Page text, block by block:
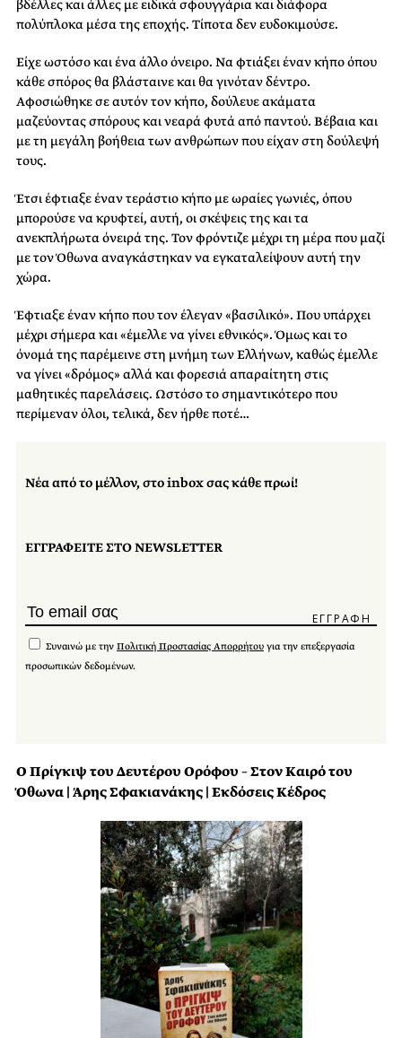
βδέλλες και άλλες με ειδικά σφουγγάρια και διάφορα
πολύπλοκα μέσα της εποχής. Τίποτα δεν ευδοκιμούσε.
Είχε ωστόσο και ένα άλλο όνειρο. Να φτιάξει έναν κήπο όπου
κάθε σπόρος θα βλάσταινε και θα γινόταν δέντρο.
Αφοσιώθηκε σε αυτόν τον κήπο, δούλευε ακάματα
μαζεύοντας σπόρους και νεαρά φυτά από παντού. Βέβαια και
με τη μεγάλη βοήθεια των ανθρώπων που είχαν στη δούλεψή
τους.
Έτσι έφτιαξε έναν τεράστιο κήπο με ωραίες γωνιές, όπου
μπορούσε να κρυφτεί, αυτή, οι σκέψεις της και τα
ανεκπλήρωτα όνειρά της. Τον φρόντιζε μέχρι τη μέρα που μαζί
με τον Όθωνα αναγκάστηκαν να εγκαταλείψουν αυτή την
χώρα.
Έφτιαξε έναν κήπο που τον έλεγαν «βασιλικό». Που υπάρχει
μέχρι σήμερα και «έμελλε να γίνει εθνικός». Όμως και το
όνομά της παρέμεινε στη μνήμη των Ελλήνων, καθώς έμελλε
να γίνει «δρόμος» αλλά και φορεσιά απαραίτητη στις
μαθητικές παρελάσεις. Ωστόσο το σημαντικότερο που
περίμεναν όλοι, τελικά, δεν ήρθε ποτέ…
Νέα από το μέλλον, στο inbox σας κάθε πρωί!
ΕΓΓΡΑΦΕΙΤΕ ΣΤΟ NEWSLETTER
Συναινώ με την Πολιτική Προστασίας Απορρήτου για την επεξεργασία
προσωπικών δεδομένων.
Ο Πρίγκιψ του Δευτέρου Ορόφου – Στον Καιρό του
Όθωνα | Άρης Σφακιανάκης | Εκδόσεις Κέδρος